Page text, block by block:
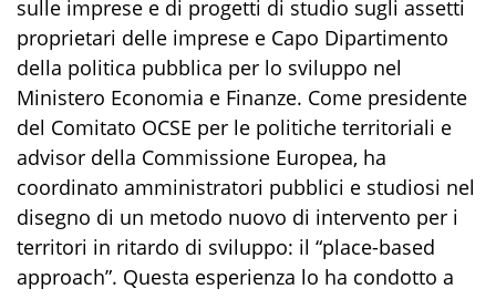
sulle imprese e di progetti di studio sugli assetti
proprietari delle imprese e Capo Dipartimento
della politica pubblica per lo sviluppo nel
Ministero Economia e Finanze. Come presidente
del Comitato OCSE per le politiche territoriali e
advisor della Commissione Europea, ha
coordinato amministratori pubblici e studiosi nel
disegno di un metodo nuovo di intervento per i
territori in ritardo di sviluppo: il “place-based
approach”. Questa esperienza lo ha condotto a